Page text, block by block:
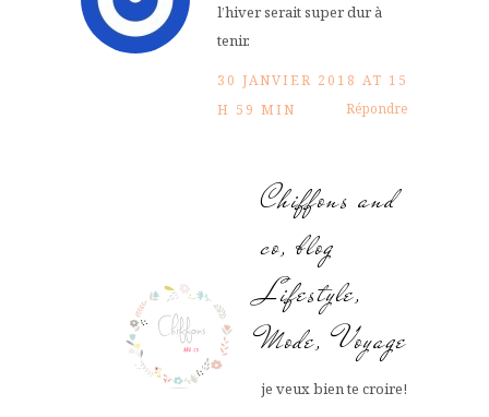
l’hiver serait super dur à
tenir.
30 JANVIER 2018 AT 15
H 59 MIN
Répondre
Chiffons and
co, blog
Lifestyle,
Mode, Voyage
je veux bien te croire!